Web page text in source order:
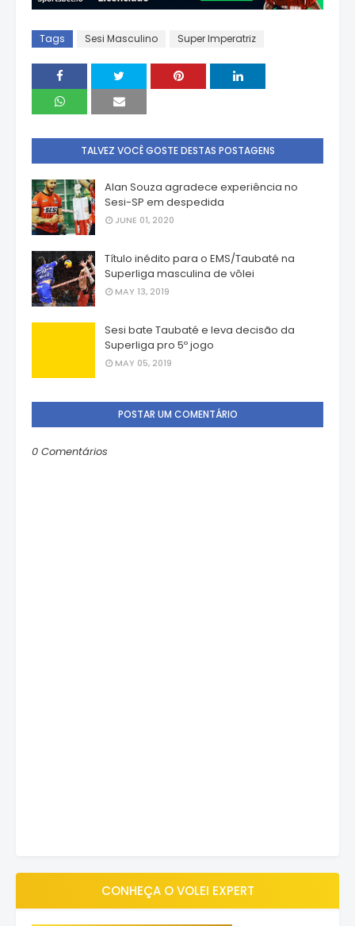
Tags Sesi Masculino Super Imperatriz
TALVEZ VOCÊ GOSTE DESTAS POSTAGENS
Alan Souza agradece experiência no
Sesi-SP em despedida
JUNE 01, 2020
Título inédito para o EMS/Taubaté na
Superliga masculina de vôlei
MAY 13, 2019
Sesi bate Taubaté e leva decisão da
Superliga pro 5º jogo
MAY 05, 2019
POSTAR UM COMENTÁRIO
0 Comentários
CONHEÇA O VOLEI EXPERT